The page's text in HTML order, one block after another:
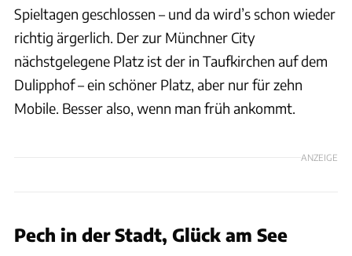
Spieltagen geschlossen – und da wird’s schon wieder
richtig ärgerlich. Der zur Münchner City
nächstgelegene Platz ist der in Taufkirchen auf dem
Dulipphof – ein schöner Platz, aber nur für zehn
Mobile. Besser also, wenn man früh ankommt.
ANZEIGE
Pech in der Stadt, Glück am See